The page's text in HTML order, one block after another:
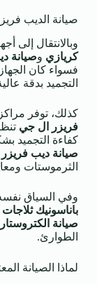
صيانة الديب
وبالانتقال إلى
كريازي وصيانة
فسواء كان
التجميد بدقة
كذلك، توفر مراكز
فريزر ال جي
كفاءة التجميد
صيانة ديب
الثرموستات
وفي السياق
باناسونيك ثلاجات
صيانة
الطوارئ.
لماذا الصيانة